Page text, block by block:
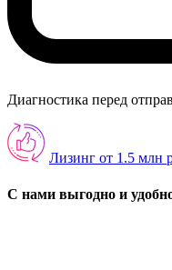
Диагностика перед
Лизинг от 1.5 млн
С нами выгодно и